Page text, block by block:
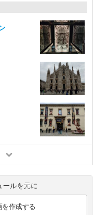
ールを元に
を作成する